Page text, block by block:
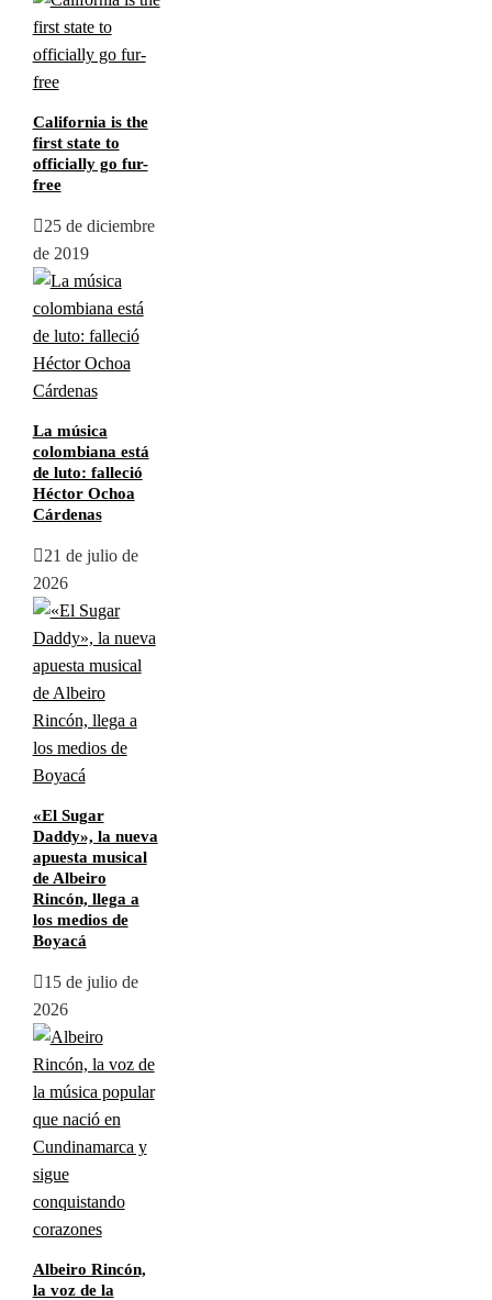
California is the
first state to
officially go fur-
free
25 de diciembre
de 2019
La música
colombiana está
de luto: falleció
Héctor Ochoa
Cárdenas
21 de julio de
2026
«El Sugar
Daddy», la nueva
apuesta musical
de Albeiro
Rincón, llega a
los medios de
Boyacá
15 de julio de
2026
Albeiro Rincón,
la voz de la